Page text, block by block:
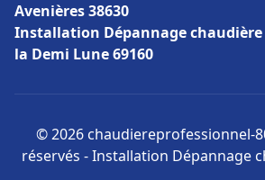
Avenières 38630
Installation Dépannage chaudière
la Demi Lune 69160
© 2026 chaudiereprofessionnel-
réservés - Installation Dépannage